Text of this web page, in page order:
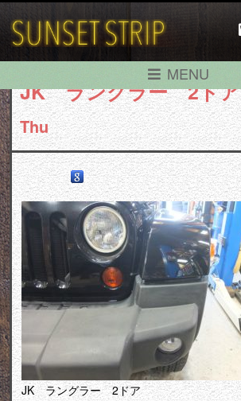
MENU
JK ラングラー 2ドア
Thu
JK ラングラー 2ドア